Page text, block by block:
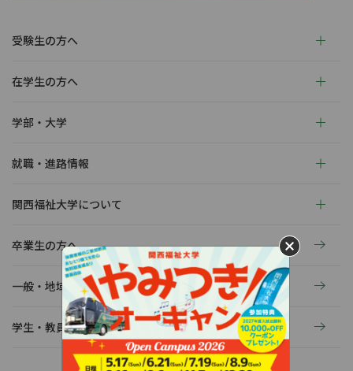
受験生の方へ
在学生の方へ
学部・大学
就職・進路情報
関西福祉大学について
卒業生の方へ
一般・地域の方へ
学生・教員の活動